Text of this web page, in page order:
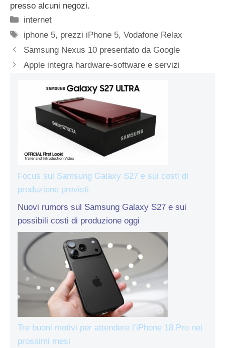
presso alcuni negozi.
Categorie
internet
Tag
iphone 5, prezzi iPhone 5,Vodafone Relax
Samsung Nexus 10 presentato da Google
Apple integra hardware-software e servizi
Focus sul Samsung Galaxy S27 e sui costi di
produzione previsti
Nuovi rumors sul Samsung Galaxy S27 e sui
possibili costi di produzione oggi
Tre buoni motivi per attendere l’iPhone 18 Pro nei
prossimi mesi